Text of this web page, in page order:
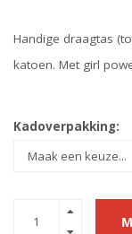
Handige draagtas
katoen. Met girl
Kadoverpakking: